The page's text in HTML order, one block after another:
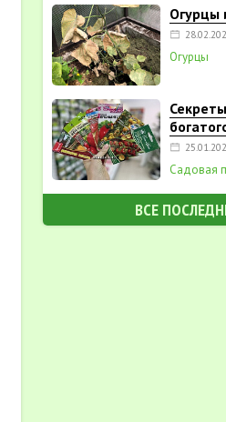
Огурцы
Огурцы
Садовая
ВСЕ